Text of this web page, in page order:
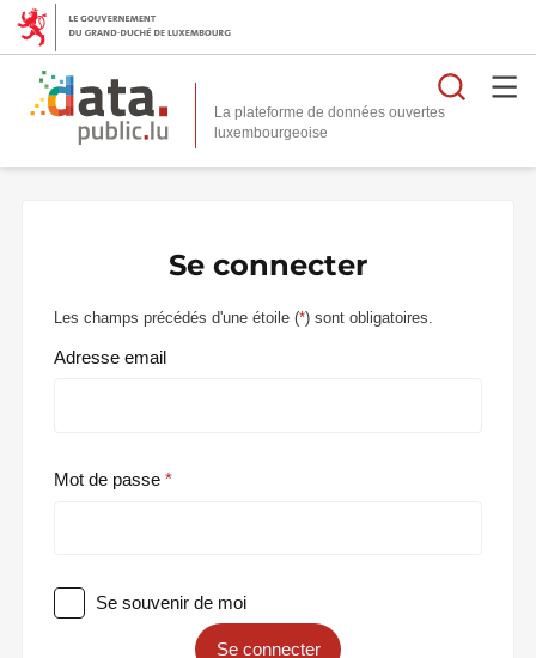
La plateforme de données ouvertes
Se connecter
Les champs précédés d'une étoile (*) sont obligatoires.
Adresse email
Mot de passe
Se souvenir de moi
Se connecter